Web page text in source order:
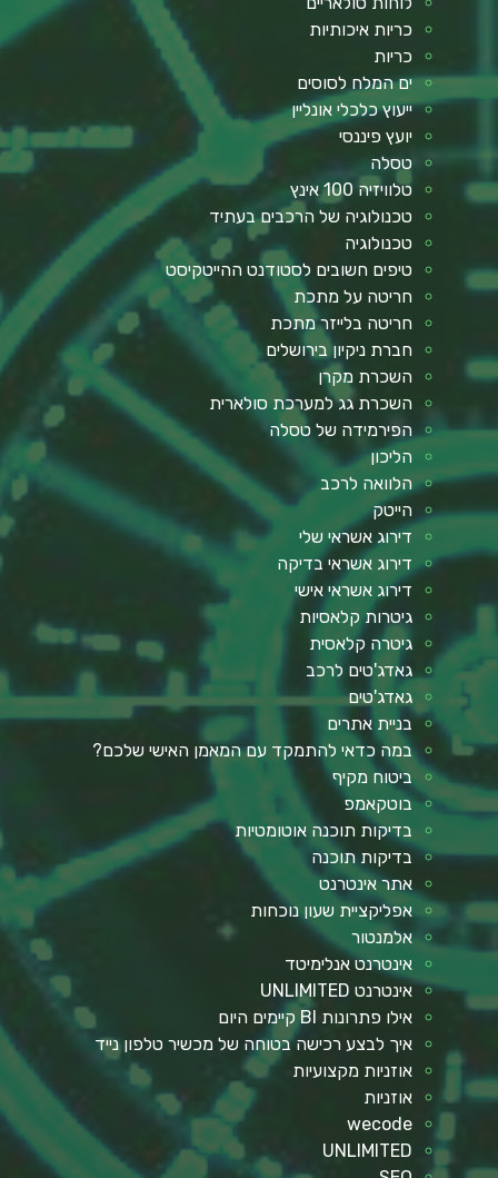
כריות איכותיות
כריות
ים המלח לסוסים
ייעוץ כלכלי אונליין
יועץ פיננסי
טסלה
טלוויזיה 100 אינץ
טכנולוגיה של הרכבים בעתיד
טכנולוגיה
טיפים חשובים לסטודנט ההייטקיסט
חריטה על מתכת
חריטה בלייזר מתכת
חברת ניקיון בירושלים
השכרת מקרן
השכרת גג למערכת סולארית
הפירמידה של טסלה
הליכון
הלוואה לרכב
הייטק
דירוג אשראי שלי
דירוג אשראי בדיקה
דירוג אשראי אישי
גיטרות קלאסיות
גיטרה קלאסית
גאדג'טים לרכב
גאדג'טים
בניית אתרים
במה כדאי להתמקד עם המאמן האישי שלכם?
ביטוח מקיף
בוטקאמפ
בדיקות תוכנה אוטומטיות
בדיקות תוכנה
אתר אינטרנט
אפליקציית שעון נוכחות
אלמנטור
אינטרנט אנלימיטד
אינטרנט UNLIMITED
אילו פתרונות BI קיימים היום
איך לבצע רכישה בטוחה של מכשיר טלפון נייד
אוזניות מקצועיות
אוזניות
wecode
UNLIMITED